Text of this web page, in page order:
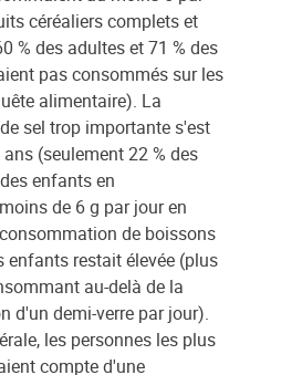
céréaliers complets et
% des adultes et 71 % des
pas consommés sur les
alimentaire). La
sel trop importante s'est
(seulement 22 % des
enfants en
de 6 g par jour en
de boissons
enfants restait élevée (plus
au-delà de la
d'un demi-verre par jour).
les personnes les plus
compte d'une